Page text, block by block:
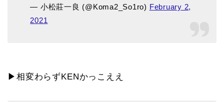
— 小松莊一良 (@Koma2_So1ro) February 2,
2021
▶相変わらずKENかっこええ